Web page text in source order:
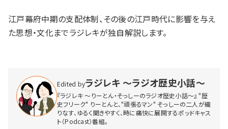
江戸幕府中期の支配体制、その後の江戸時代に影響を与え
た思想・文化までラジレキが独自解説します。
Edited byラジレキ 〜ラジオ歴史小話〜
『ラジレキ 〜りーとん・そっしーのラジオ歴史小話〜』 "歴
史フリーク" りーとんと、"頑張るマン" そっしーの二人が織
りなす、ゆるく聞きやすく、時に痛快に展開するポッドキャス
ト（Podcast）番組。